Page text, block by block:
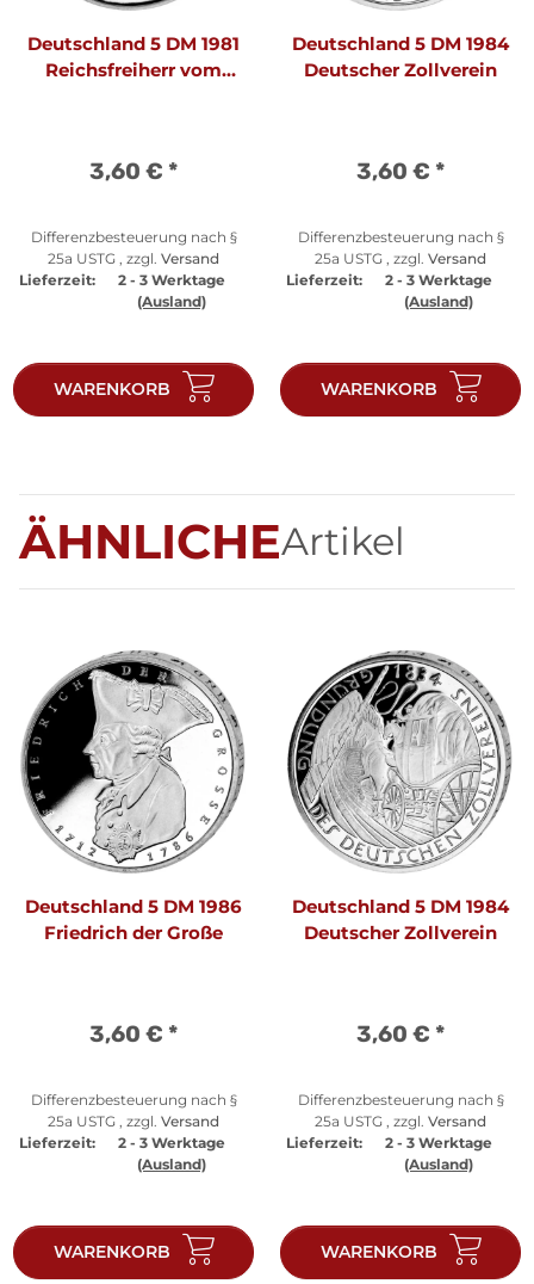
Deutschland 5 DM 1981
Reichsfreiherr vom
3,60 € *
Differenzbesteuerung nach §
25a USTG , zzgl. Versand
Lieferzeit:
2 - 3 Werktage
(Ausland)
WARENKORB
Deutschland 5 DM 1984
Deutscher Zollverein
3,60 € *
Differenzbesteuerung nach §
25a USTG , zzgl. Versand
Lieferzeit:
2 - 3 Werktage
(Ausland)
WARENKORB
ÄHNLICHEArtikel
Deutschland 5 DM 1986
Friedrich der Große
3,60 € *
Differenzbesteuerung nach §
25a USTG , zzgl. Versand
Lieferzeit:
2 - 3 Werktage
(Ausland)
WARENKORB
Deutschland 5 DM 1984
Deutscher Zollverein
3,60 € *
Differenzbesteuerung nach §
25a USTG , zzgl. Versand
Lieferzeit:
2 - 3 Werktage
(Ausland)
WARENKORB